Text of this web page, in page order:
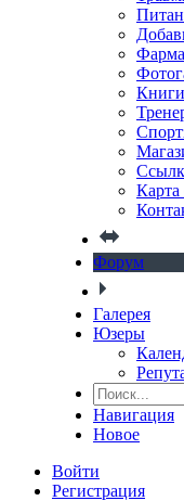
Книги
Карта
Форум
Галерея
Юзеры
Навигация
Новое
Войти
Регистрация